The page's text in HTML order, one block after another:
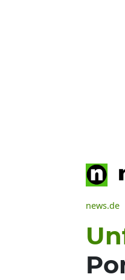
news.de